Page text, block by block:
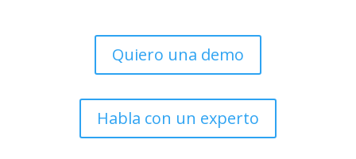
Quiero una demo
Habla con un experto